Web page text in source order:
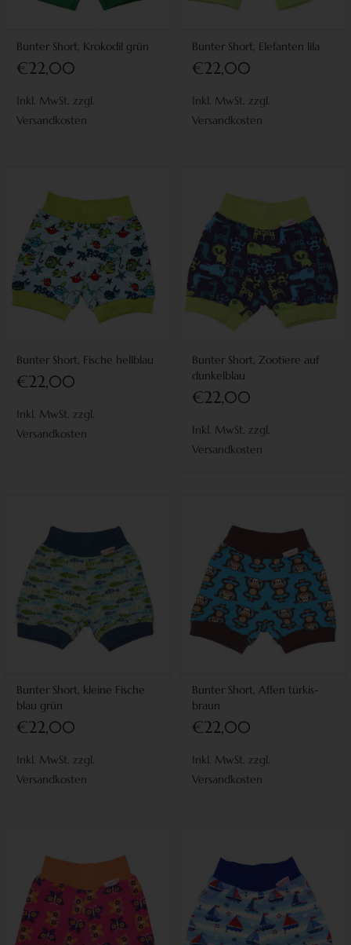
Bunter Short, Krokodil grün
€22,00
Inkl. MwSt. zzgl.
Versandkosten
Bunter Short, Elefanten lila
€22,00
Inkl. MwSt. zzgl.
Versandkosten
Bunter Short, Fische hellblau
€22,00
Inkl. MwSt. zzgl.
Versandkosten
Bunter Short, Zootiere auf
dunkelblau
€22,00
Inkl. MwSt. zzgl.
Versandkosten
Bunter Short, kleine Fische
blau grün
€22,00
Inkl. MwSt. zzgl.
Versandkosten
Bunter Short, Affen türkis-
braun
€22,00
Inkl. MwSt. zzgl.
Versandkosten